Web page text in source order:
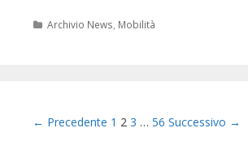
Categorie
Archivio News Mobilità
Navigazione
← Precedente 1 2 3 … 56 Successivo →